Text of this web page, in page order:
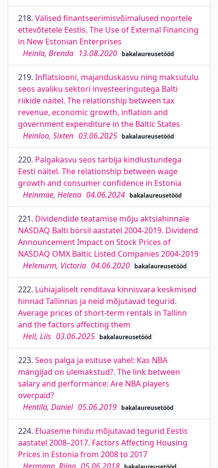
218. Välised finantseerimisvõimalused noortele
ettevõtetele Eestis. The Use of External Financing
in New Estonian Enterprises
Heinla, Brenda 13.08.2020 bakalaureusetööd
219. Inflatsiooni, majanduskasvu ning maksutulu
seos avaliku sektori investeeringutega Balti
riikide näitel. The relationship between tax
revenue, economic growth, inflation and
government expenditure in the Baltic States
Heinloo, Sixten 03.06.2025 bakalaureusetööd
220. Palgakasvu seos tarbija kindlustundega
Eesti näitel. The relationship between wage
growth and consumer confidence in Estonia
Heinmäe, Helena 04.06.2024 bakalaureusetööd
221. Dividendide teatamise mõju aktsiahinnale
NASDAQ Balti börsil aastatel 2004-2019. Dividend
Announcement Impact on Stock Prices of
NASDAQ OMX Baltic Listed Companies 2004-2019
Helenurm, Victoria 04.06.2020 bakalaureusetööd
222. Lühiajaliselt renditava kinnisvara keskmised
hinnad Tallinnas ja neid mõjutavad tegurid.
Average prices of short-term rentals in Tallinn
and the factors affecting them
Hell, Liis 03.06.2025 bakalaureusetööd
223. Seos palga ja esituse vahel: Kas NBA
mängijad on ülemakstud?. The link between
salary and performance: Are NBA players
overpaid?
Hentilä, Daniel 05.06.2019 bakalaureusetööd
224. Eluaseme hindu mõjutavad tegurid Eestis
aastatel 2008–2017. Factors Affecting Housing
Prices in Estonia from 2008 to 2017